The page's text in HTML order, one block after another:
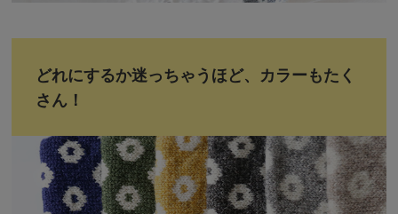
どれにするか迷っちゃうほど、カラーもたく
さん！